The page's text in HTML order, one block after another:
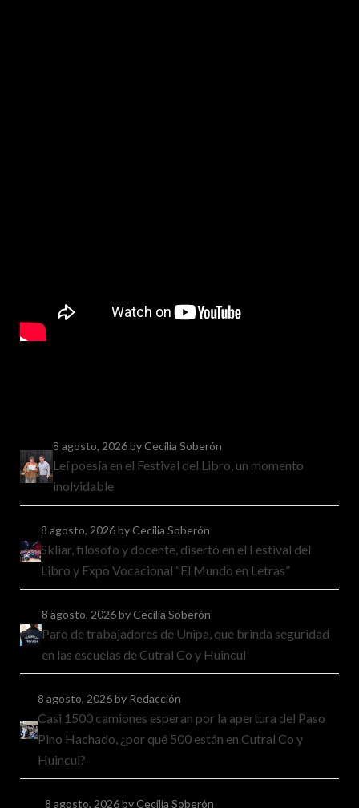
8 agosto, 2026by Cecilia Soberón
Leí poesía en el Festival del Libro, un momento
inolvidable
8 agosto, 2026by Cecilia Soberón
Skliar, filósofo y docente, disertó en el Festival del
Libro y Expo Vocacional “El Mundo en Letras”
8 agosto, 2026by Cecilia Soberón
Paro de trabajadores de Unipa, que brinda seguridad
en las escuelas de Cutral Co y Huincul
8 agosto, 2026by Redacción
Casi 1500 camiones esperan por la apertura del Paso
Pino Hachado, ¿por qué 500 están en Cutral Co y
Huincul?
8 agosto, 2026by Cecilia Soberón